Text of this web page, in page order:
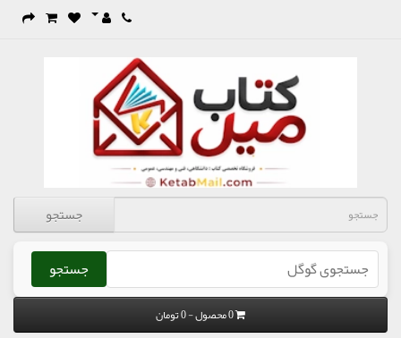
جستجو
جستجو
0 محصول - 0 تومان